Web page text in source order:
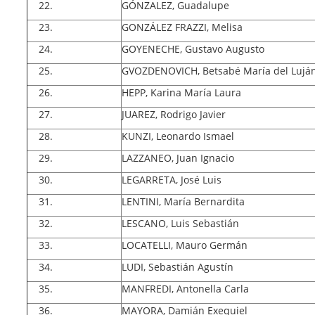
GÓNZALEZ, Guadalupe
GONZÁLEZ FRAZZI, Melisa
GOYENECHE, Gustavo Augusto
GVOZDENOVICH, Betsabé María del
HEPP, Karina María Laura
JUAREZ, Rodrigo Javier
KUNZI, Leonardo Ismael
LAZZANEO, Juan Ignacio
LEGARRETA, José Luis
LENTINI, María Bernardita
LESCANO, Luis Sebastián
LOCATELLI, Mauro Germán
LUDI, Sebastián Agustín
MANFREDI, Antonella Carla
MAYORA, Damián Exequiel